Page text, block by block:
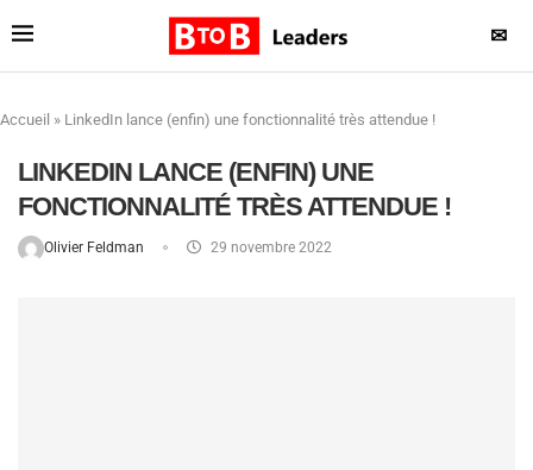
✉
Accueil » LinkedIn lance (enfin) une fonctionnalité très attendue !
LINKEDIN LANCE (ENFIN) UNE
FONCTIONNALITÉ TRÈS ATTENDUE !
Olivier Feldman 29 novembre 2022